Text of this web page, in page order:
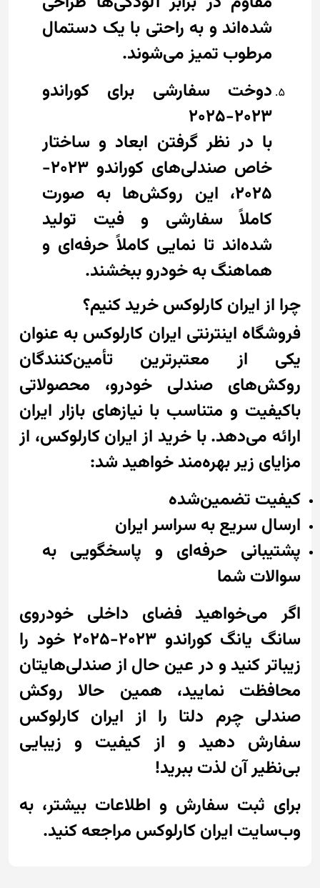
شده‌اند و به راحتی با یک دستمال
مرطوب تمیز می‌شوند.
دوخت سفارشی برای کوراندو
2023-2025
با در نظر گرفتن ابعاد و ساختار
خاص صندلی‌های کوراندو 2023-
2025، این روکش‌ها به صورت
کاملاً سفارشی و فیت تولید
شده‌اند تا نمایی کاملاً حرفه‌ای و
هماهنگ به خودرو ببخشند.
چرا از ایران کارلوکس خرید کنیم؟
فروشگاه اینترنتی ایران کارلوکس به عنوان
یکی از معتبرترین تأمین‌کنندگان
روکش‌های صندلی خودرو، محصولاتی
باکیفیت و متناسب با نیازهای بازار ایران
ارائه می‌دهد. با خرید از ایران کارلوکس، از
مزایای زیر بهره‌مند خواهید شد:
کیفیت تضمین‌شده
ارسال سریع به سراسر ایران
پشتیبانی حرفه‌ای و پاسخگویی به
سوالات شما
اگر می‌خواهید فضای داخلی خودروی
سانگ یانگ کوراندو 2023-2025 خود را
زیباتر کنید و در عین حال از صندلی‌هایتان
محافظت نمایید، همین حالا روکش
صندلی چرم دلتا را از ایران کارلوکس
سفارش دهید و از کیفیت و زیبایی
بی‌نظیر آن لذت ببرید!
برای ثبت سفارش و اطلاعات بیشتر، به
وب‌سایت ایران کارلوکس مراجعه کنید.